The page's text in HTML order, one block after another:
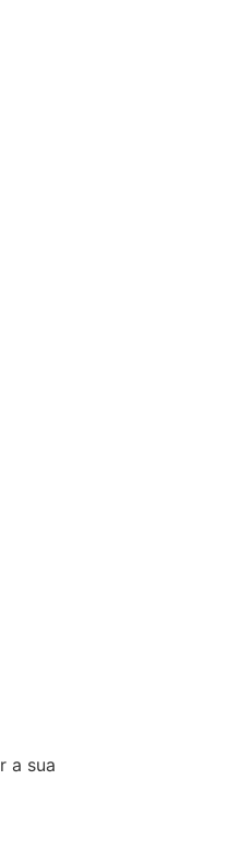
a sua